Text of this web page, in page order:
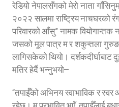
रेडियो नेपालसँगको मेरो नाता
२०२२ सालमा राष्ट्रिय नाचघरको
परिवारको आँसु” नामक
जसको मूल पात्र म र शकुन्तला गुरुङ
लागिसकेको थियो। दर्शकदीर्घाबाट
मतिर हेर्दै भन्नुभयो—
“तपाईँको अभिनय स्वाभाविक र